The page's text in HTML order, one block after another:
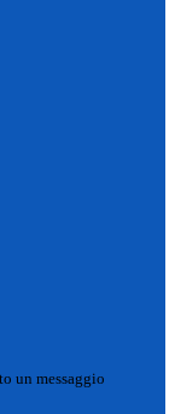
un messaggio